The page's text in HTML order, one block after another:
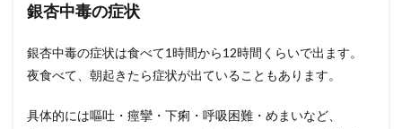
銀杏中毒の症状
銀杏中毒の症状は食べて1時間から12時間くらいで出ます。
夜食べて、朝起きたら症状が出ていることもあります。
具体的には嘔吐・痙攣・下痢・呼吸困難・めまいなど、